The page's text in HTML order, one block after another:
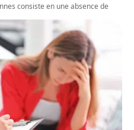
consiste en une absence de